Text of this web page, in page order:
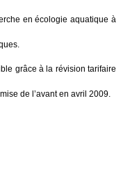
en écologie aquatique à
grâce à la révision tarifaire
de l’avant en avril 2009.